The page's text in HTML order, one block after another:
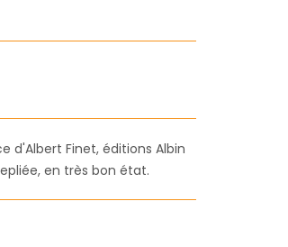
d'Albert Finet, éditions Albin
en très bon état.